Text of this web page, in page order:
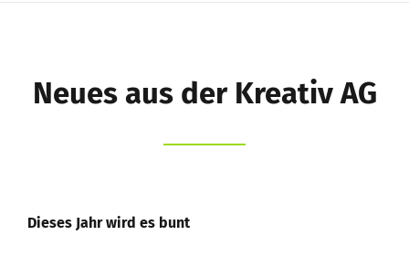
Förderverein
Neues aus der Kreativ AG
Dieses Jahr wird es bunt